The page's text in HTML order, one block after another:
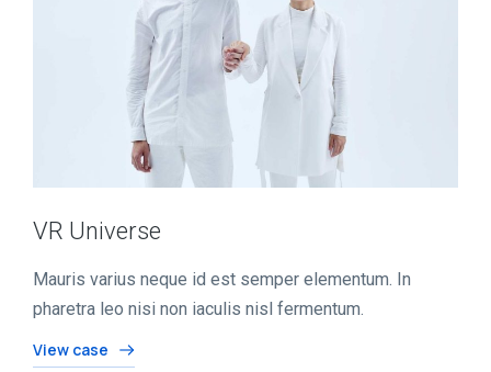
VR Universe
Mauris varius neque id est semper elementum. In
pharetra leo nisi non iaculis nisl fermentum.
View case